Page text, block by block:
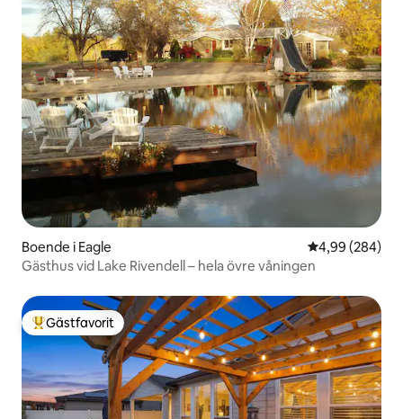
Boende i Eagle 4,99 av 5 i
4,99 (284)
Gästhus vid Lake Rivendell – hela övre våningen
Populär gästfavorit
Gästfavorit